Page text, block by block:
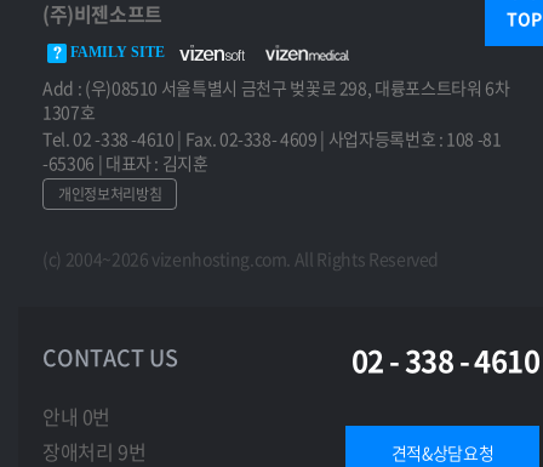
TOP
(주)비젠소프트
FAMILY SITE
Add : (우)08510 서울특별시 금천구 벚꽃로 298, 대륭포스트타워 6차
1307호
Tel. 02 -338 -4610 | Fax. 02-338- 4609 | 사업자등록번호 : 108 -81
-65306 | 대표자 : 김지훈
개인정보처리방침
(c) 2004~2026 vizenhosting.com. All Rights Reserved
CONTACT US 02 - 338 - 4610
안내 0번
장애처리 9번
견적&상담요청